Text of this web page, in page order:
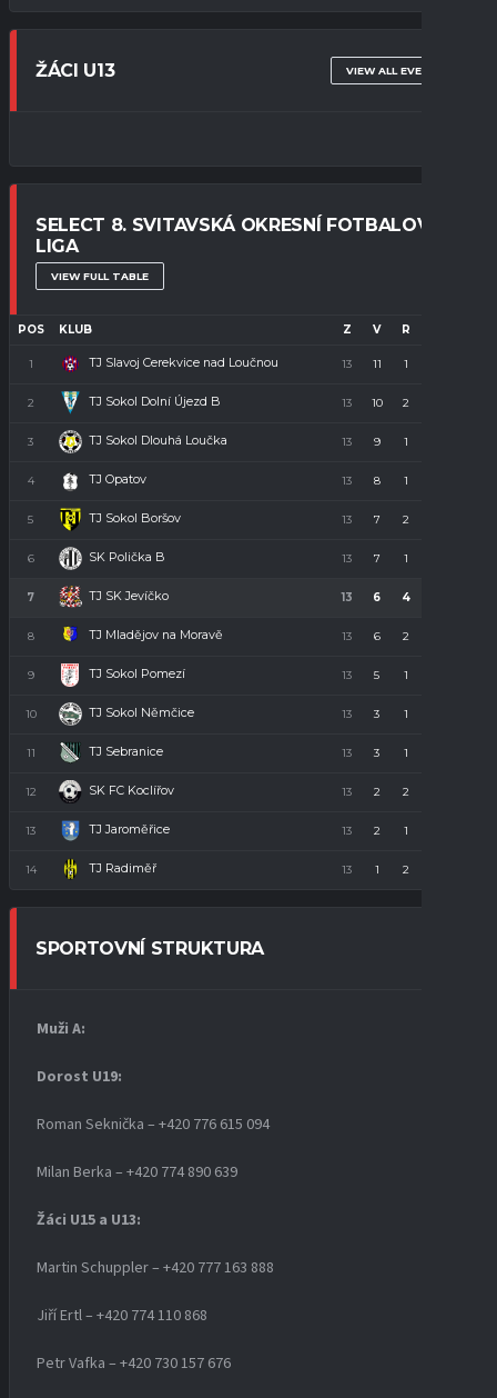
ŽÁCI U13 VIEW ALL EVENTS
SELECT 8. SVITAVSKÁ OKRESNÍ FOTBALOVÁ
LIGA
VIEW FULL TABLE
POS KLUB Z V R
1 TJ Slavoj Cerekvice nad Loučnou 13 11 1
2 TJ Sokol Dolní Újezd B 13 10 2
3 TJ Sokol Dlouhá Loučka 13 9 1
4 TJ Opatov 13 8 1
5 TJ Sokol Boršov 13 7 2
6 SK Polička B 13 7 1
7 TJ SK Jevíčko 13 6 4
8 TJ Mladějov na Moravě 13 6 2
9 TJ Sokol Pomezí 13 5 1
10 TJ Sokol Němčice 13 3 1
11 TJ Sebranice 13 3 1
12 SK FC Koclířov 13 2 2
13 TJ Jaroměřice 13 2 1
14 TJ Radiměř 13 1 2
SPORTOVNÍ STRUKTURA
Muži A:
Dorost U19:
Roman Seknička – +420 776 615 094
Milan Berka – +420 774 890 639
Žáci U15 a U13:
Martin Schuppler – +420 777 163 888
Jiří Ertl – +420 774 110 868
Petr Vafka – +420 730 157 676